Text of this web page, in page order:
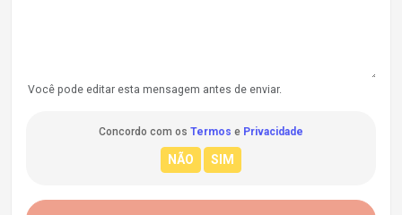
Você pode editar esta mensagem antes de enviar.
Concordo com os Termos e Privacidade